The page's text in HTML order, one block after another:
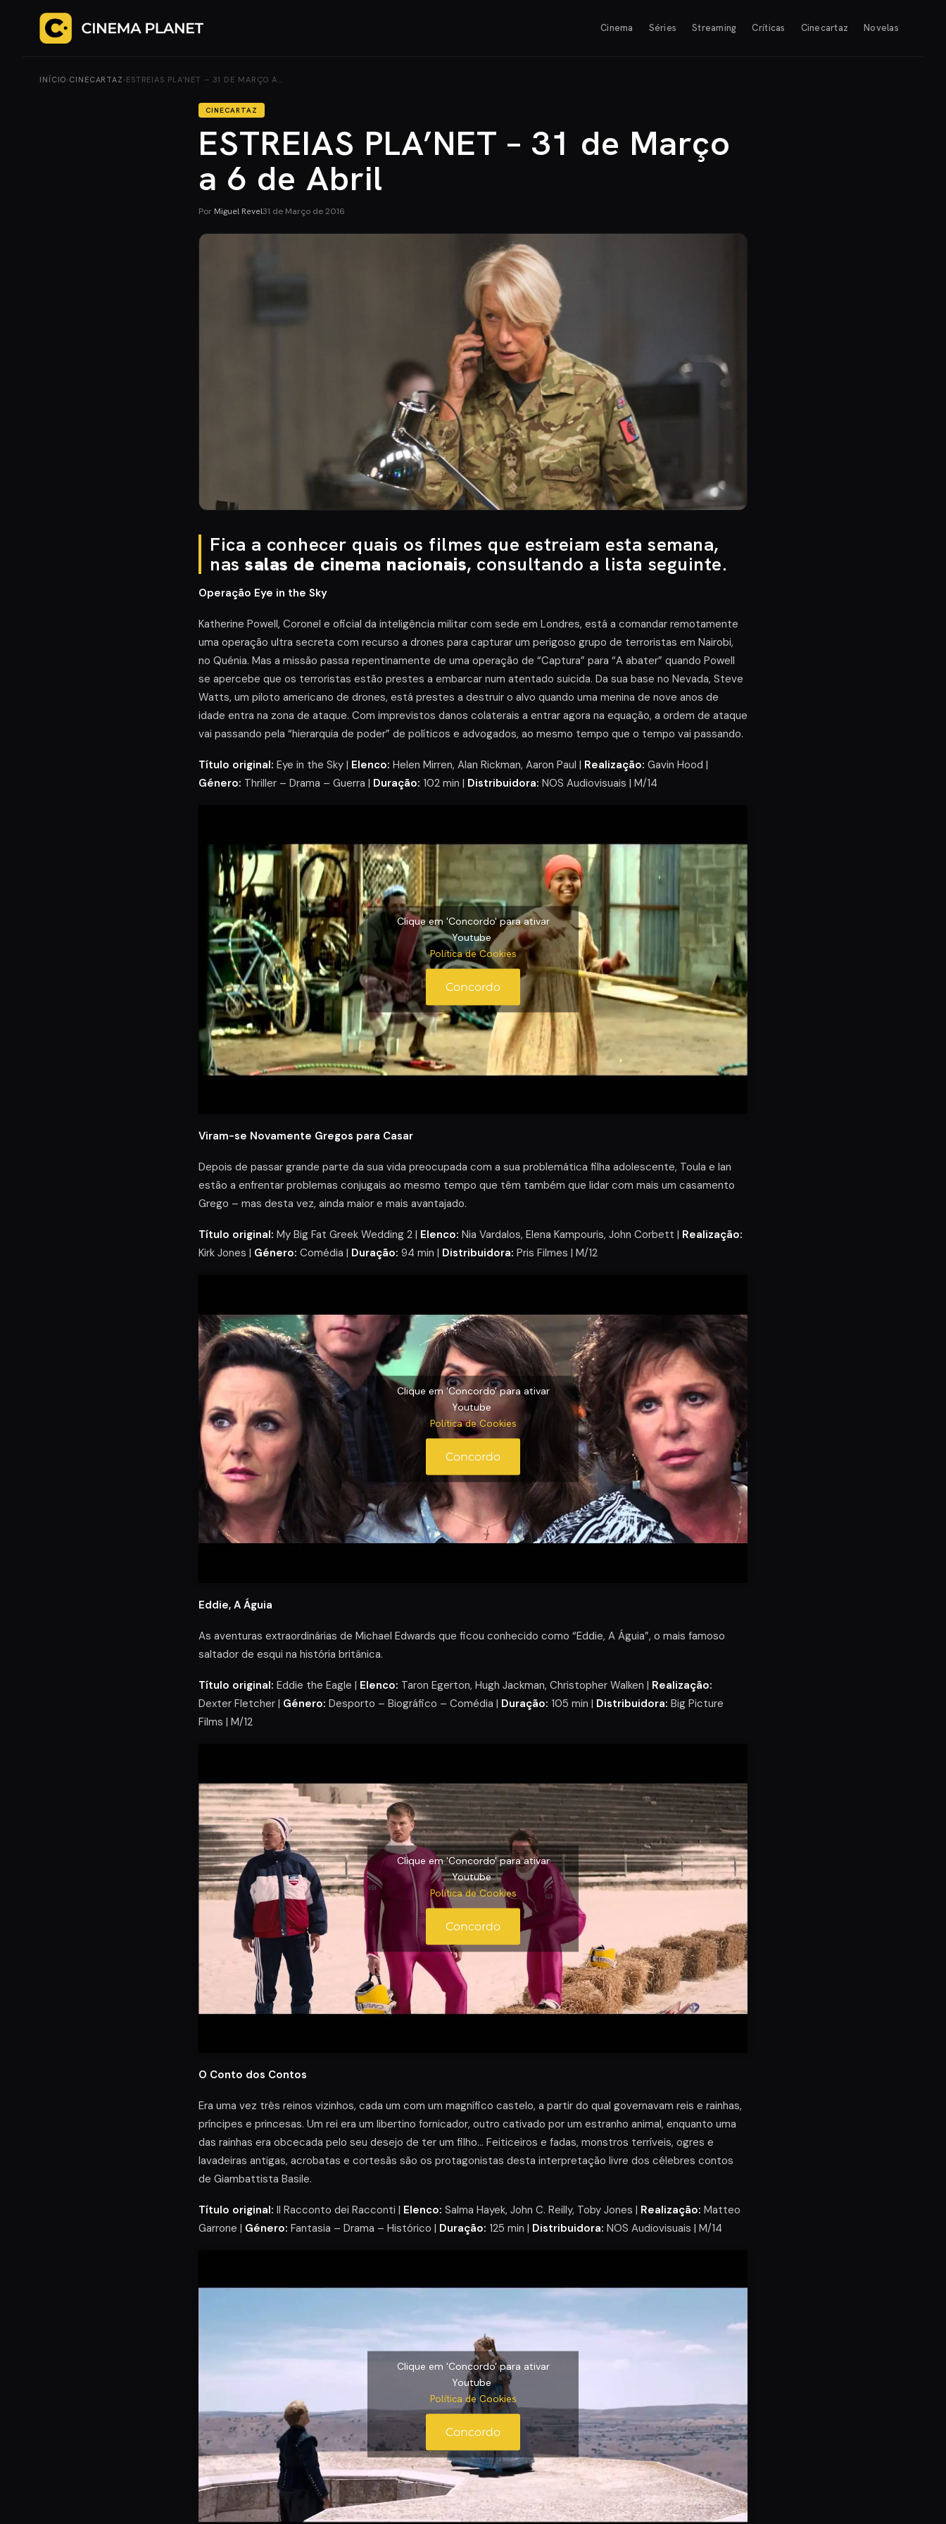
Cinema Séries Streaming Críticas Cinecartaz Novelas
INÍCIO› CINECARTAZ › ESTREIAS PLA’NET – 31 DE MARÇO A…
CINECARTAZ
ESTREIAS PLA’NET – 31 de Março
a 6 de Abril
Por Miguel Revel31 de Março de 2016
Fica a conhecer quais os filmes que estreiam esta semana,
nassalas de cinema nacionais, consultando a lista seguinte.
Operação Eye in the Sky
Katherine Powell, Coronel e oficial da inteligência militar com sede em Londres, está a comandar remotamente
uma operação ultra secreta com recurso a drones para capturar um perigoso grupo de terroristas em Nairobi,
no Quénia. Mas a missão passa repentinamente de uma operação de “Captura” para “A abater” quando Powell
se apercebe que os terroristas estão prestes a embarcar num atentado suicida. Da sua base no Nevada, Steve
Watts, um piloto americano de drones, está prestes a destruir o alvo quando uma menina de nove anos de
idade entra na zona de ataque. Com imprevistos danos colaterais a entrar agora na equação, a ordem de ataque
vai passando pela “hierarquia de poder” de políticos e advogados, ao mesmo tempo que o tempo vai passando.
Título original: Eye in the Sky | Elenco: Helen Mirren, Alan Rickman, Aaron Paul | Realização: Gavin Hood |
Género: Thriller – Drama – Guerra | Duração: 102 min | Distribuidora: NOS Audiovisuais | M/14
Clique em 'Concordo' para ativar
Youtube
Política de Cookies
Concordo
Viram-se Novamente Gregos para Casar
Depois de passar grande parte da sua vida preocupada com a sua problemática filha adolescente, Toula e Ian
estão a enfrentar problemas conjugais ao mesmo tempo que têm também que lidar com mais um casamento
Grego – mas desta vez, ainda maior e mais avantajado.
Título original: My Big Fat Greek Wedding 2 | Elenco: Nia Vardalos, Elena Kampouris, John Corbett | Realização:
Kirk Jones | Género: Comédia | Duração: 94 min | Distribuidora: Pris Filmes | M/12
Clique em 'Concordo' para ativar
Youtube
Política de Cookies
Concordo
Eddie, A Águia
As aventuras extraordinárias de Michael Edwards que ficou conhecido como “Eddie, A Águia”, o mais famoso
saltador de esqui na história britânica.
Título original: Eddie the Eagle | Elenco: Taron Egerton, Hugh Jackman, Christopher Walken | Realização:
Dexter Fletcher | Género: Desporto – Biográfico – Comédia | Duração: 105 min | Distribuidora: Big Picture
Films | M/12
Clique em 'Concordo' para ativar
Youtube
Política de Cookies
Concordo
O Conto dos Contos
Era uma vez três reinos vizinhos, cada um com um magnífico castelo, a partir do qual governavam reis e rainhas,
príncipes e princesas. Um rei era um libertino fornicador, outro cativado por um estranho animal, enquanto uma
das rainhas era obcecada pelo seu desejo de ter um filho… Feiticeiros e fadas, monstros terríveis, ogres e
lavadeiras antigas, acrobatas e cortesãs são os protagonistas desta interpretação livre dos célebres contos
de Giambattista Basile.
Título original: Il Racconto dei Racconti | Elenco: Salma Hayek, John C. Reilly, Toby Jones | Realização: Matteo
Garrone | Género: Fantasia – Drama – Histórico | Duração: 125 min | Distribuidora: NOS Audiovisuais | M/14
Clique em 'Concordo' para ativar
Youtube
Política de Cookies
Concordo